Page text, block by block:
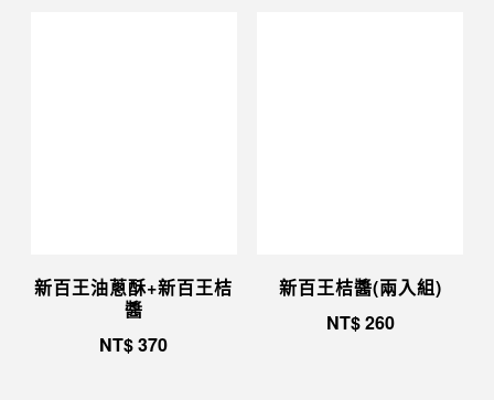
新百王油蔥酥+新百王桔
醬
NT$370
新百王桔醬(兩入組)
NT$260